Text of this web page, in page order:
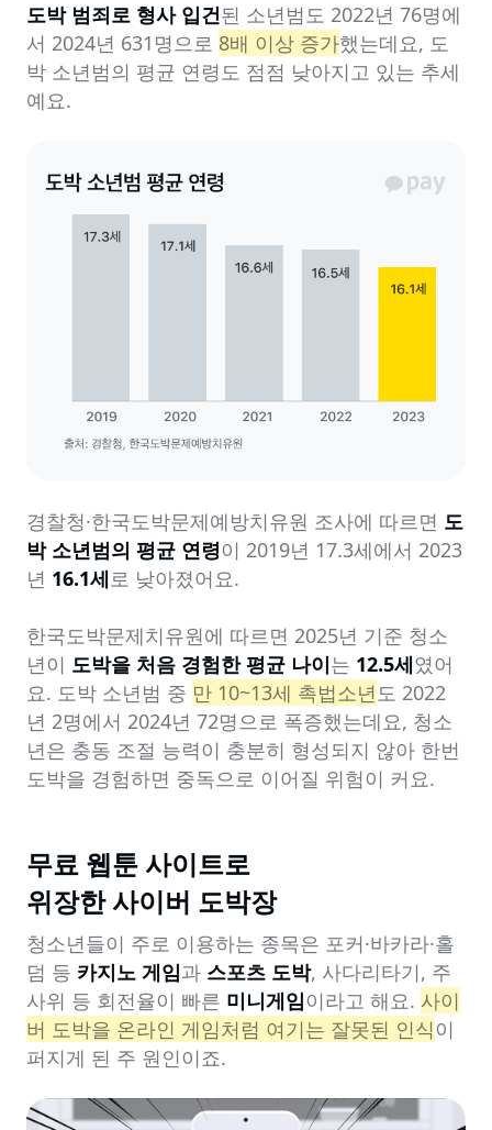
도박 범죄로 형사 입건된 소년범도 2022년 76명에
서 2024년 631명으로 8배 이상 증가했는데요, 도
박 소년범의 평균 연령도 점점 낮아지고 있는 추세
예요.
경찰청·한국도박문제예방치유원 조사에 따르면 도
박 소년범의 평균 연령이 2019년 17.3세에서 2023
년 16.1세로 낮아졌어요.
한국도박문제치유원에 따르면 2025년 기준 청소
년이 도박을 처음 경험한 평균 나이는 12.5세였어
요. 도박 소년범 중 만 10~13세 촉법소년도 2022
년 2명에서 2024년 72명으로 폭증했는데요, 청소
년은 충동 조절 능력이 충분히 형성되지 않아 한번
도박을 경험하면 중독으로 이어질 위험이 커요.
무료 웹툰 사이트로
위장한 사이버 도박장
청소년들이 주로 이용하는 종목은 포커·바카라·홀
덤 등 카지노 게임과 스포츠 도박, 사다리타기, 주
사위 등 회전율이 빠른 미니게임이라고 해요. 사이
버 도박을 온라인 게임처럼 여기는 잘못된 인식이
퍼지게 된 주 원인이죠.